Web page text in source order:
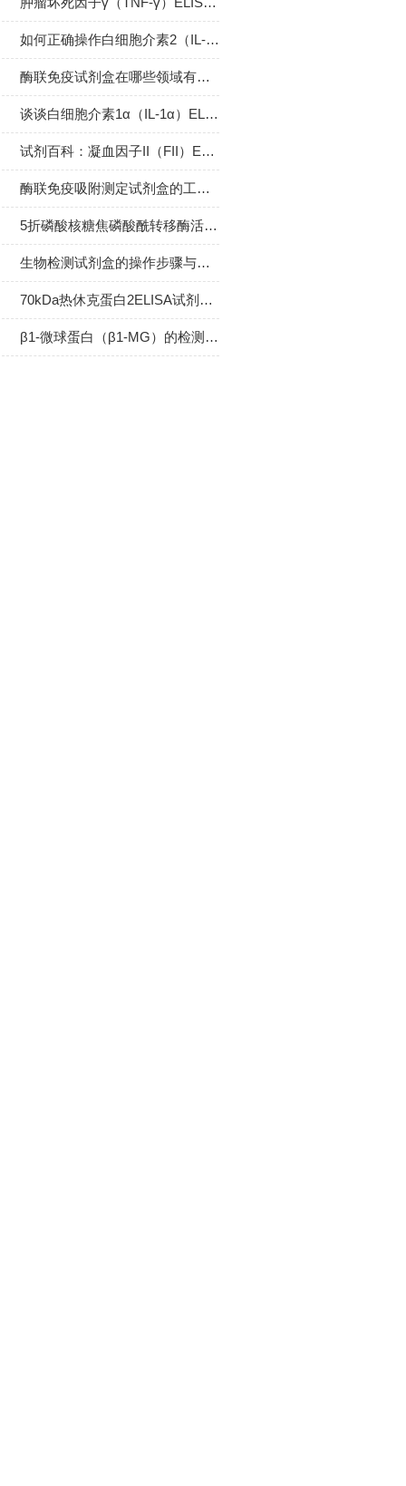
如何正确操作白细胞介素2（IL-2）ELISA试剂盒？
酶联免疫试剂盒在哪些领域有广泛应用？
谈谈白细胞介素1α（IL-1α）ELISA试剂盒的操作步骤
试剂百科：凝血因子II（FII）ELISA试剂盒用途、特点、操作注意事项
酶联免疫吸附测定试剂盒的工作原理与应用
5折磷酸核糖焦磷酸酰转移酶活性检测试剂盒
生物检测试剂盒的操作步骤与实验注意事项
70kDa热休克蛋白2ELISA试剂盒课题研究讨论操作法
β1-微球蛋白（β1-MG）的检测方法有哪些？